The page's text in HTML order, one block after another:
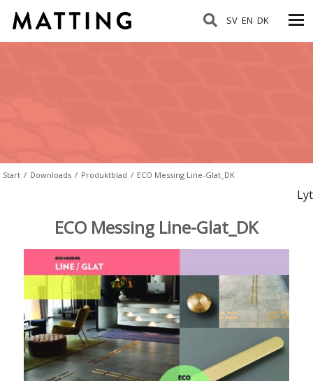
SV EN DK
Start / Downloads / Produktblad / ECO Messing Line-Glat_DK
Lyt
ECO Messing Line-Glat_DK